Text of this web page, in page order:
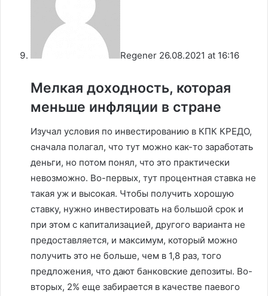
Regener 26.08.2021 at 16:16
Мелкая доходность, которая
меньше инфляции в стране
Изучал условия по инвестированию в КПК КРЕДО,
сначала полагал, что тут можно как-то заработать
деньги, но потом понял, что это практически
невозможно. Во-первых, тут процентная ставка не
такая уж и высокая. Чтобы получить хорошую
ставку, нужно инвестировать на большой срок и
при этом с капитализацией, другого варианта не
предоставляется, и максимум, который можно
получить это не больше, чем в 1,8 раз, того
предложения, что дают банковские депозиты. Во-
вторых, 2% еще забирается в качестве паевого